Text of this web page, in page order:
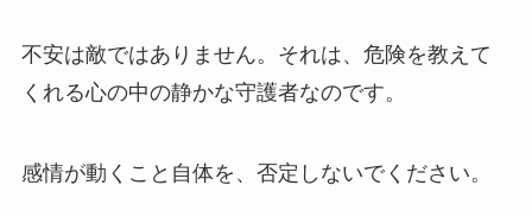
不安は敵ではありません。それは、危険を教えて
くれる心の中の静かな守護者なのです。
感情が動くこと自体を、否定しないでください。